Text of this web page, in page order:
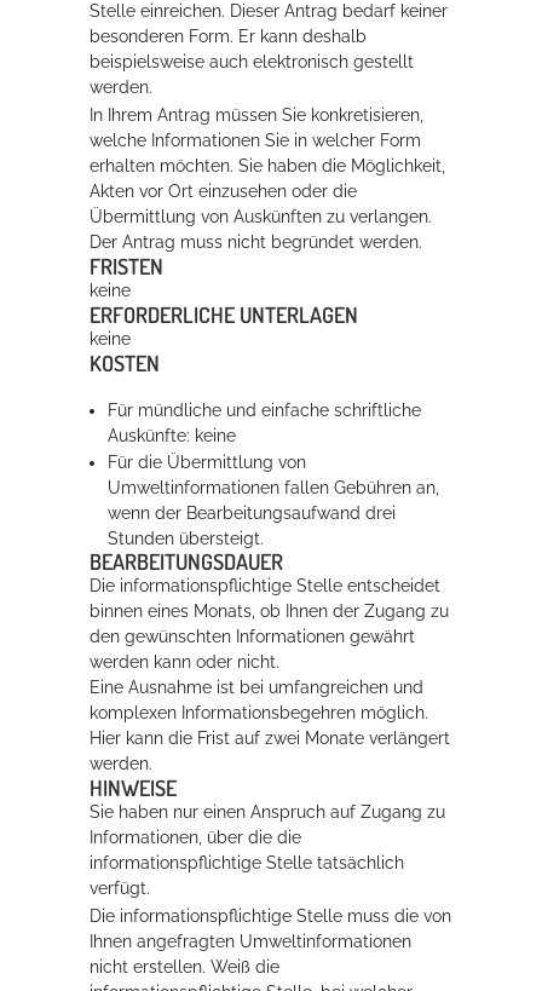
Spaß unter prickelnden Wasserfällen, das rauschende Meer im
Wellenbecken oder doch lieber die pure Entspannung auf der
Sprudelliege im Solebecken?
mehr dazu...
Stelle einreichen. Dieser Antrag bedarf keiner
besonderen Form. Er kann deshalb
beispielsweise auch elektronisch gestellt
werden.
In Ihrem Antrag müssen Sie konkretisieren,
welche Informationen Sie in welcher Form
erhalten möchten. Sie haben die Möglichkeit,
Akten vor Ort einzusehen oder die
Übermittlung von Auskünften zu verlangen.
Der Antrag muss nicht begründet werden.
FRISTEN
keine
ERFORDERLICHE UNTERLAGEN
keine
KOSTEN
Für mündliche und einfache schriftliche
Auskünfte: keine
Für die Übermittlung von
Umweltinformationen fallen Gebühren an,
wenn der Bearbeitungsaufwand drei
Stunden übersteigt.
BEARBEITUNGSDAUER
Die informationspflichtige Stelle entscheidet
binnen eines Monats, ob Ihnen der Zugang zu
den gewünschten Informationen gewährt
werden kann oder nicht.
Eine Ausnahme ist bei umfangreichen und
komplexen Informationsbegehren möglich.
Hier kann die Frist auf zwei Monate verlängert
werden.
HINWEISE
Sie haben nur einen Anspruch auf Zugang zu
Informationen, über die die
informationspflichtige Stelle tatsächlich
verfügt.
Die informationspflichtige Stelle muss die von
Ihnen angefragten Umweltinformationen
nicht erstellen. Weiß die